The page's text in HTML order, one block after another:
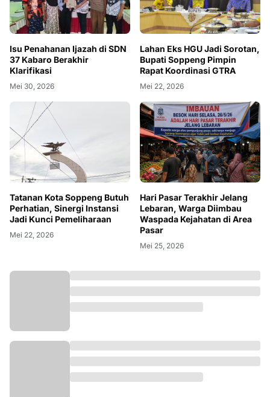
Isu Penahanan Ijazah di SDN
37 Kabaro Berakhir
Klarifikasi
Mei 30, 2026
Lahan Eks HGU Jadi Sorotan,
Bupati Soppeng Pimpin
Rapat Koordinasi GTRA
Mei 22, 2026
Tatanan Kota Soppeng Butuh
Perhatian, Sinergi Instansi
Jadi Kunci Pemeliharaan
Mei 22, 2026
Hari Pasar Terakhir Jelang
Lebaran, Warga Diimbau
Waspada Kejahatan di Area
Pasar
Mei 25, 2026